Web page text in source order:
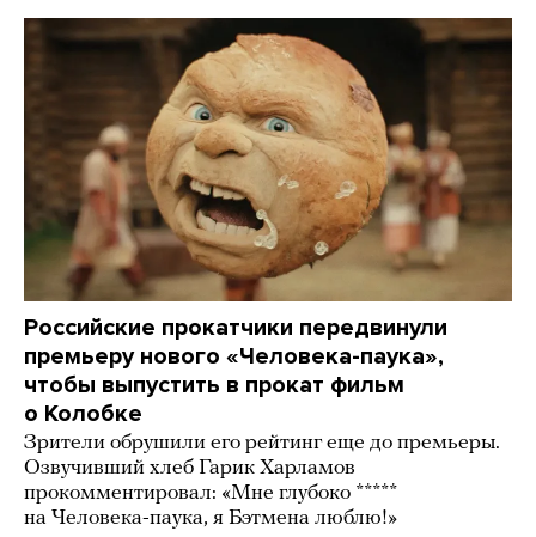
Российские прокатчики передвинули
премьеру нового «Человека-паука»,
чтобы выпустить в прокат фильм
о Колобке
Зрители обрушили его рейтинг еще до премьеры.
Озвучивший хлеб Гарик Харламов
прокомментировал: «Мне глубоко *****
на Человека-паука, я Бэтмена люблю!»